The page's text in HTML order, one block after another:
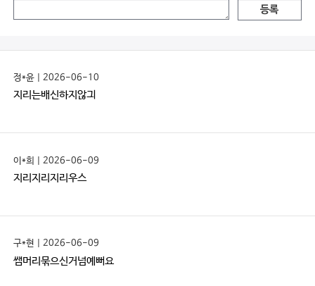
등록
정*윤 | 2026-06-10
지리는배신하지않긔
이*희 | 2026-06-09
지리지리지리우스
구*현 | 2026-06-09
쌤머리묶으신거넘예뻐요